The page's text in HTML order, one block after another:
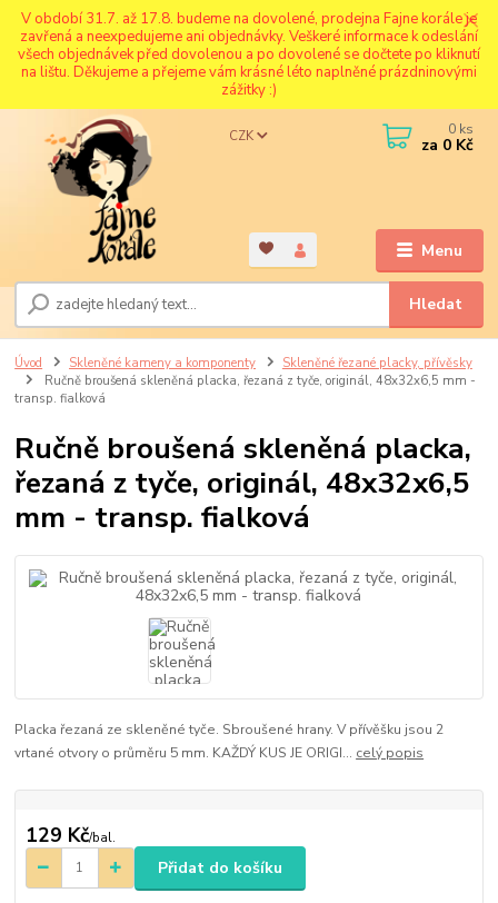
V období 31.7. až 17.8. budeme na dovolené, prodejna Fajne korále je
zavřená a neexpedujeme ani objednávky. Veškeré informace k odeslání
všech objednávek před dovolenou a po dovolené se dočtete po kliknutí
na lištu. Děkujeme a přejeme vám krásné léto naplněné prázdninovými
zážitky :)
Menu
CZK
Hledat
0 ks
za 0 Kč
Úvod Skleněné kameny a komponenty
Skleněné řezané placky, přívěsky
Ručně broušená skleněná placka, řezaná z tyče, originál, 48x32x6,5 mm -
transp. fialková
Ručně broušená skleněná placka,
řezaná z tyče, originál, 48x32x6,5
mm - transp. fialková
Placka řezaná ze skleněné tyče. Sbroušené hrany. V přívěšku jsou 2
vrtané otvory o průměru 5 mm. KAŽDÝ KUS JE ORIGI... celý popis
129 Kč/bal.
Přidat do košíku